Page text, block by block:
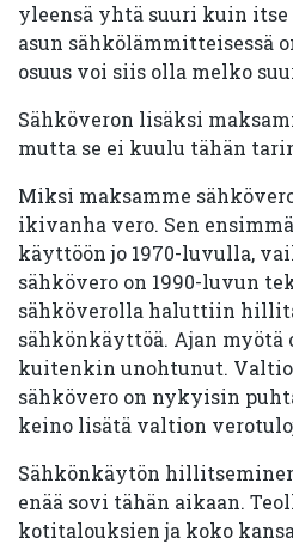
yleensä yhtä suuri kuin
asun sähkölämmitteisessä
osuus voi siis olla melko
Sähköveron lisäksi
mutta se ei kuulu tähän
Miksi maksamme
ikivanha vero. Sen
käyttöön jo 1970-luvulla,
sähkövero on 1990-luvun
sähköverolla haluttiin
sähkönkäyttöä. Ajan myötä
kuitenkin unohtunut.
sähkövero on nykyisin
keino lisätä valtion
Sähkönkäytön
enää sovi tähän aikaan.
kotitalouksien ja koko